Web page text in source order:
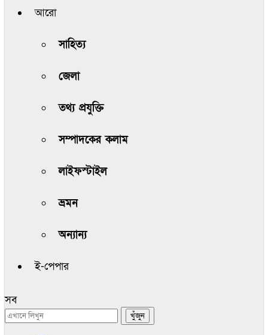
আরো
সাহিত্য
জেলা
তথ্য প্রযুক্তি
সম্পাদকের কলাম
লাইফস্টাইল
ভ্রমন
অন্যান্য
ই-পেপার
সব